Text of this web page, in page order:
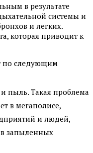
в результате
системы и
и легких.
которая приводит к
по следующим
пыль. Такая проблема
в мегаполисе,
и людей,
запыленных